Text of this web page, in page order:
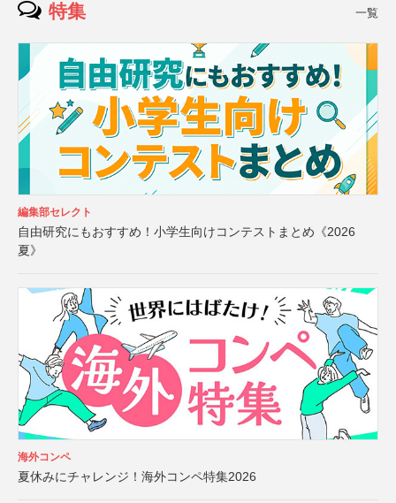
特集 一覧
編集部セレクト
自由研究にもおすすめ！小学生向けコンテストまとめ《2026
夏》
海外コンペ
夏休みにチャレンジ！海外コンペ特集2026